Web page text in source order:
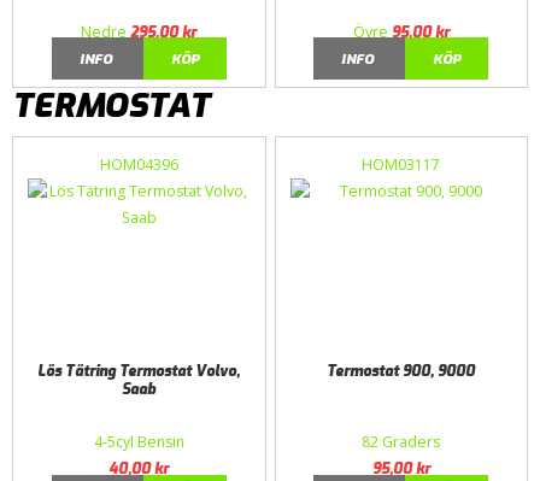
Nedre 295,00kr
INFO
KÖP
Övre 95,00kr
INFO
KÖP
TERMOSTAT
HOM04396
Lös Tätring Termostat Volvo,
Saab
4-5cyl Bensin
40,00kr
HOM03117
Termostat 900, 9000
82 Graders
95,00kr